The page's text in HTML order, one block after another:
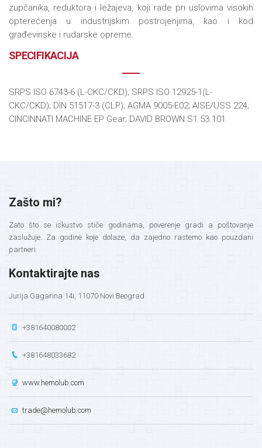
zupčanika, reduktora i ležajeva, koji rade pri uslovima visokih
opterećenja u industrijskim postrojenjima, kao i kod
građevinske i rudarske opreme.
SPECIFIKACIJA
SRPS ISO 6743-6 (L-CKC/CKD); SRPS ISO 12925-1(L-
CKC/CKD); DIN 51517-3 (CLP); AGMA 9005-E02; AISE/USS 224;
CINCINNATI MACHINE EP Gear; DAVID BROWN S1.53.101
Zašto mi?
Zato što se iskustvo stiče godinama, poverenje gradi a poštovanje
zaslužuje. Za godine koje dolaze, da zajedno rastemo kao pouzdani
partneri.
Kontaktirajte nas
Jurija Gagarina 14i, 11070 Novi Beograd
+381640080002
+381648033682
www.hemolub.com
trade@hemolub.com